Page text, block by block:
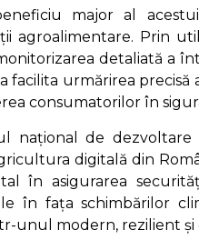
major al
agroalimentare. Prin
detaliată a
facilita urmărirea
consumatorilor în
național de
digitală din
în asigurarea
în fața schimbărilor
unul modern, rezilient și